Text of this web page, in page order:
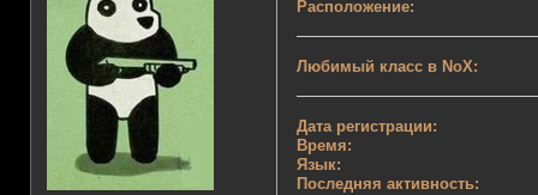
Расположение:
Любимый класс в NoX:
Дата регистрации:
Время:
Язык:
Последняя активность: